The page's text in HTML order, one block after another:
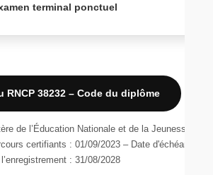
terminal ponctuel
RNCP 38232 – Code du diplôme
de l’Éducation Nationale et de la Jeunesse
certifiants : 01/09/2023 – Date d'échéance
: 31/08/2028